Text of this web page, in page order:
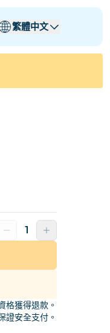
繁體中文
塞浦路斯
格獲得退款。
證安全支付。